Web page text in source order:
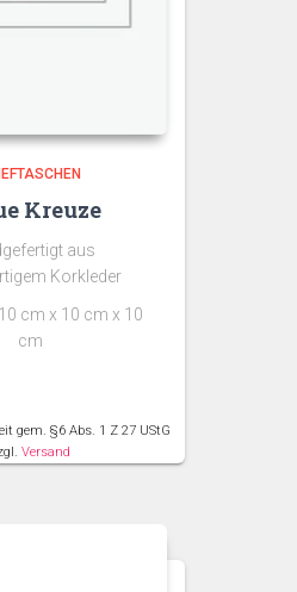
Kreuze
aus
Korkleder
cm x 10 cm x 10
cm
gem. §6 Abs. 1 Z 27 UStG
Versand